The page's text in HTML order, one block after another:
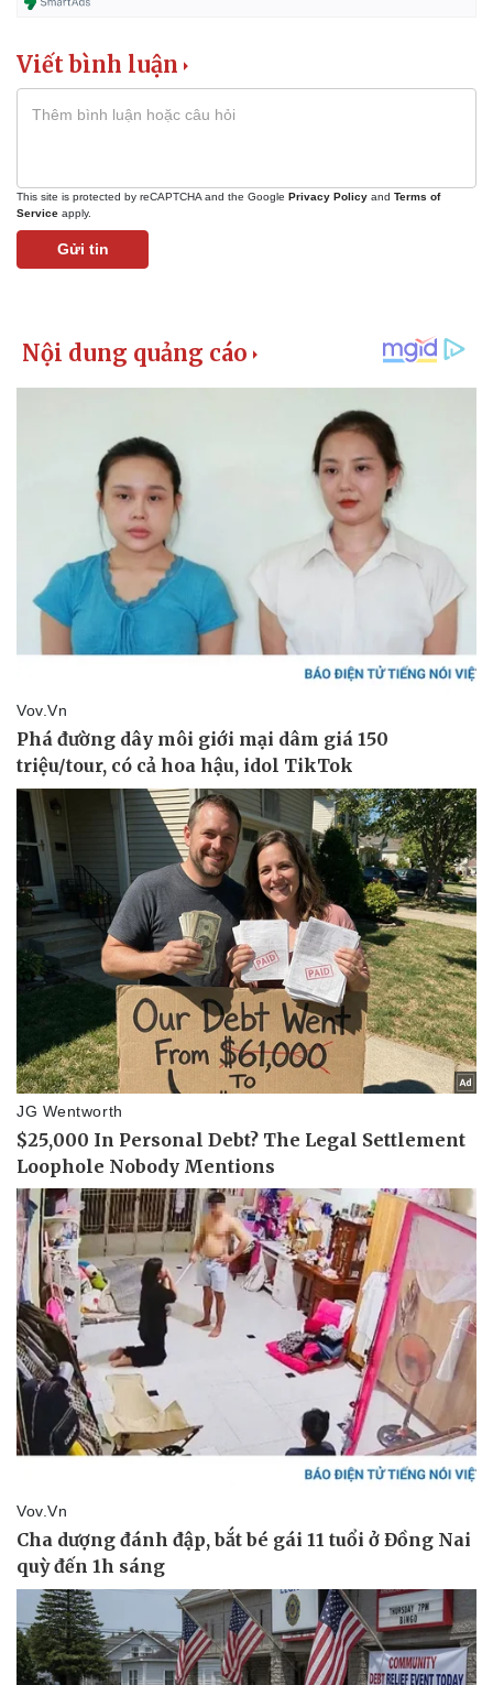
Doanh nghiệp
Thông tin doanh nghiệp
Doanh nghiệp 24h
Doanh nhân
Vì cộng đồng
Công nghệ
Sành điệu
Tin Công nghệ
Chuyển đổi số
Sức khỏe
Dinh dưỡng - món ngon
Cây thuốc
Nhi khoa
Làm đẹp - giảm cân
Phòng mạch online
Ăn sạch sống khỏe
Đời sống
Nhà đẹp
Blog
Tình yêu - Gia đình
Viết bình luận
This site is protected by reCAPTCHA and the Google Privacy Policy and Terms of
Service apply.
Gửi tin